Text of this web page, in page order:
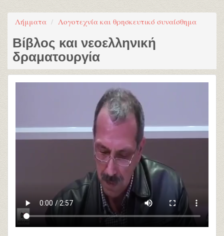
Λήμματα Λογοτεχνία και θρησκευτικό συναίσθημα
Βίβλος και νεοελληνική
δραματουργία